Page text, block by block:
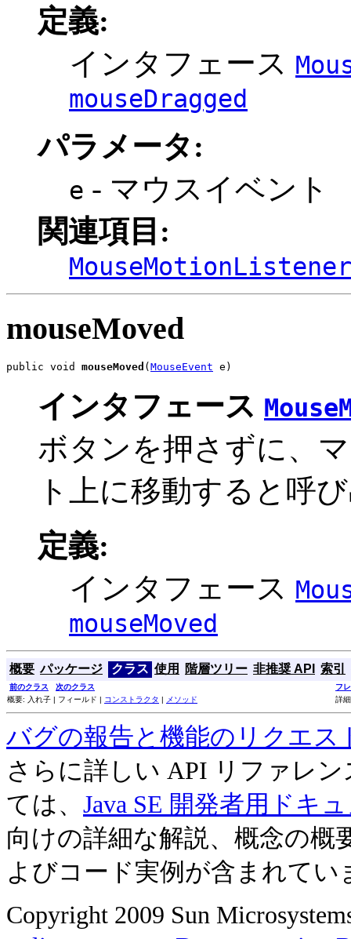
定義:
インタフェース
mouseDragged
パラメータ:
e - マウスイベント
関連項目:
mouseMoved
public void mouseMoved ( MouseEvent e)
インタフェース
ボタンを押さずに、
ト上に移動すると呼
定義:
インタフェース
mouseMoved
概要 パッケージ クラス 使用 階層ツリー 非推奨 API 索引
前のクラス 次のクラス
フ
概要: 入れ子 | フィールド | コンストラクタ | メソッド 詳
バグの報告と機能のリクエス
さらに詳しい API リファレ
ては、 Java SE 開発者用ドキ
向けの詳細な解説、概念の概
よびコード実例が含まれてい
Copyright 2009 Sun